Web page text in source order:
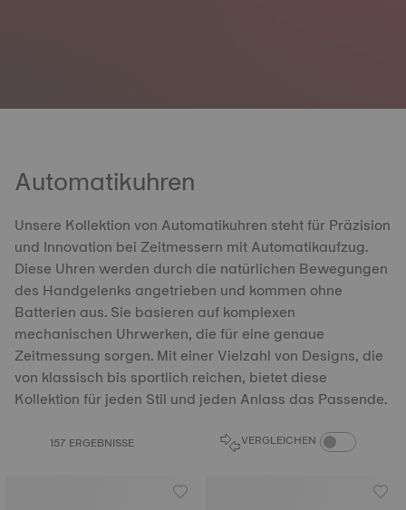
Automatikuhren
Unsere Kollektion von Automatikuhren steht für Präzision
und Innovation bei Zeitmessern mit Automatikaufzug.
Diese Uhren werden durch die natürlichen Bewegungen
des Handgelenks angetrieben und kommen ohne
Batterien aus. Sie basieren auf komplexen
mechanischen Uhrwerken, die für eine genaue
Zeitmessung sorgen. Mit einer Vielzahl von Designs, die
von klassisch bis sportlich reichen, bietet diese
Kollektion für jeden Stil und jeden Anlass das Passende.
157 ERGEBNISSE VERGLEICHEN